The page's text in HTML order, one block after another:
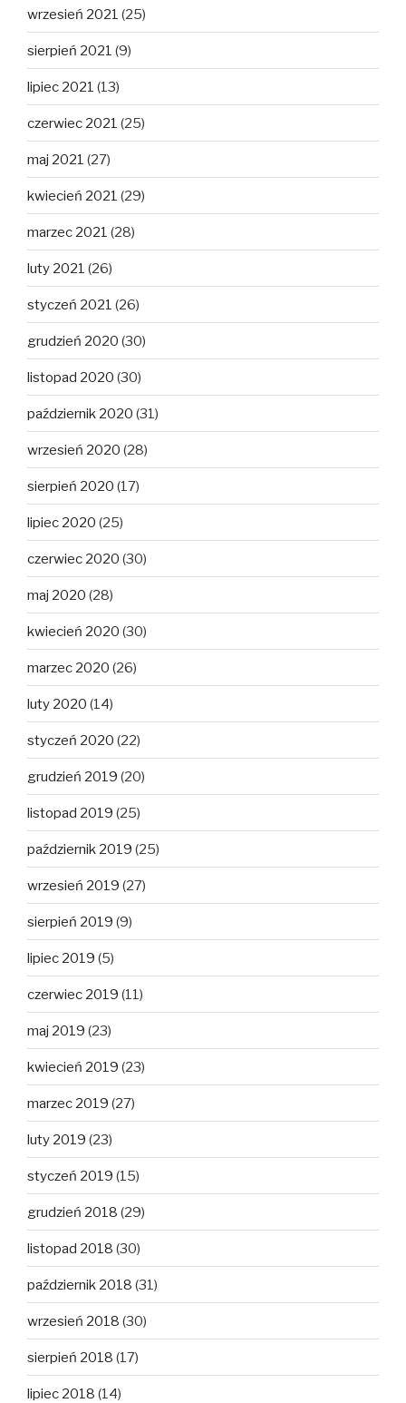
wrzesień 2021 (25)
sierpień 2021 (9)
lipiec 2021 (13)
czerwiec 2021 (25)
maj 2021 (27)
kwiecień 2021 (29)
marzec 2021 (28)
luty 2021 (26)
styczeń 2021 (26)
grudzień 2020 (30)
listopad 2020 (30)
październik 2020 (31)
wrzesień 2020 (28)
sierpień 2020 (17)
lipiec 2020 (25)
czerwiec 2020 (30)
maj 2020 (28)
kwiecień 2020 (30)
marzec 2020 (26)
luty 2020 (14)
styczeń 2020 (22)
grudzień 2019 (20)
listopad 2019 (25)
październik 2019 (25)
wrzesień 2019 (27)
sierpień 2019 (9)
lipiec 2019 (5)
czerwiec 2019 (11)
maj 2019 (23)
kwiecień 2019 (23)
marzec 2019 (27)
luty 2019 (23)
styczeń 2019 (15)
grudzień 2018 (29)
listopad 2018 (30)
październik 2018 (31)
wrzesień 2018 (30)
sierpień 2018 (17)
lipiec 2018 (14)